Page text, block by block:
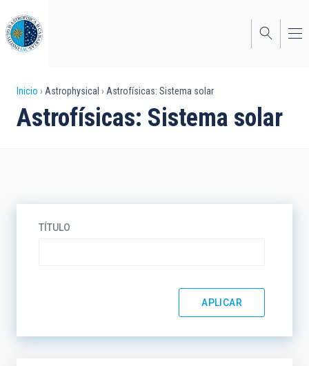
al
contenido
principal
Sobrescribir
enlaces
navegación
Inicio Astrophysical Astrofísicas: Sistema solar
Astrofísicas: Sistema solar
TÍTULO